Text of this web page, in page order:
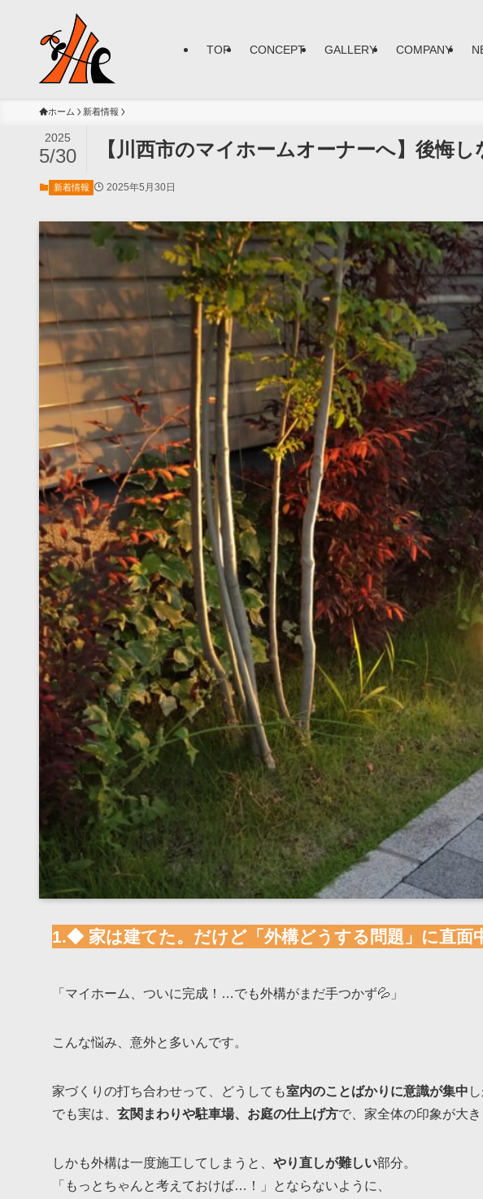
TOP CONCEPT GALLERY COMPANY
ホーム 新着情報
【川西市のマイホームオーナーへ】後悔
2025
5/30
新着情報 2025年5月30日
1.◆ 家は建てた。だけど「外構どうする問題」に直面
「マイホーム、ついに完成！…でも外構がまだ手つかず💦」
こんな悩み、意外と多いんです。
家づくりの打ち合わせって、どうしても室内のことばかりに意識が集中
でも実は、 玄関まわりや駐車場、お庭の仕上げ方で、家全体の印象が大
しかも外構は一度施工してしまうと、 やり直しが難しい部分。
「もっとちゃんと考えておけば…！」とならないように、